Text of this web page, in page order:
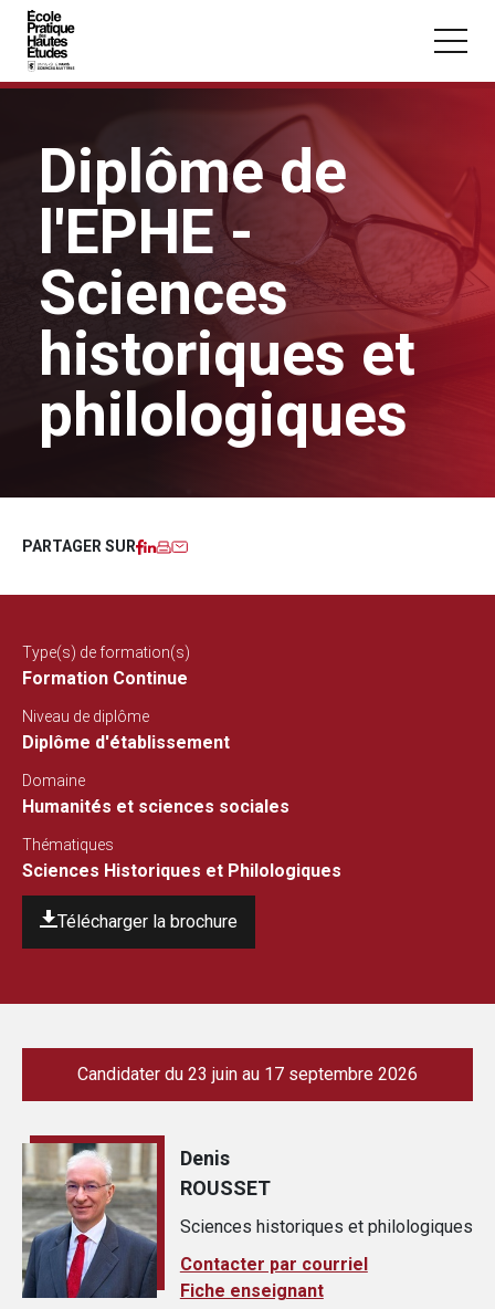
Vous recherchez peut-être :
Conférence Master Section
Diplôme de
l'EPHE -
Sciences
historiques et
philologiques
PARTAGER SUR Facebook
LinkedIn
Imprimer
Type(s) de formation(s)
Formation Continue
Niveau de diplôme
Diplôme d'établissement
Domaine
Humanités et sciences sociales
Thématiques
Sciences Historiques et Philologiques
Télécharger la brochure
Candidater du 23 juin au 17 septembre 2026
Denis
ROUSSET
Sciences historiques et philologiques
Contacter par courriel
Fiche enseignant
Panneau de gestion des cookies